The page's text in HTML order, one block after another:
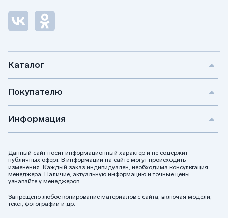
Каталог
Покупателю
Информация
Данный сайт носит информационный характер и не содержит
публичных оферт. В информации на сайте могут происходить
изменения. Каждый заказ индивидуален, необходима консультация
менеджера. Наличие, актуальную информацию и точные цены
узнавайте у менеджеров.
Запрещено любое копирование материалов с сайта, включая модели,
текст, фотографии и др.